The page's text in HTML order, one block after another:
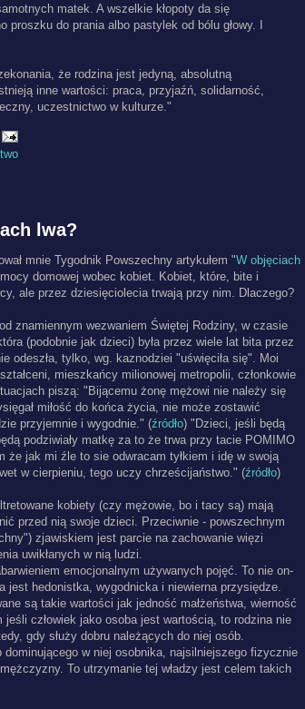
matek. A wszelkie kłopoty da się
proszku do prania albo pastylek od bólu głowy. I
że rodzina jest jedyną, absolutną
inne wartości: praca, przyjaźń, solidarność,
uczestnictwo w kulturze."
lwa?
mnie Tygodnik Powszechny artykułem "W objęciach
domowej wobec kobiet. Kobiet, które, bite i
ale przez dziesięciolecia trwają przy nim. Dlaczego?
znamiennym wezwaniem Świętej Rodziny, w czasie
(podobnie jak dzieci) była przez wiele lat bita przez
odeszła, tylko, wg. kaznodziei "uświęciła się". Moi
mieszkańcy milionowej metropolii, członkowie
piszą: "Bijącemu żonę mężowi nie należy się
miłość do końca życia, nie może zostawić
przyjemnie i wygodnie." (źródło) "Dzieci, jeśli będą
podziwiały matkę za to że trwa przy tacie POMIMO
że jak mi źle to sie odwracam tyłkiem i idę w swoją
w cierpieniu, tego uczy chrześcijaństwo." (źródło)
kobiety (czy mężowie, bo i tacy są) mają
przed nią swoje dzieci. Przeciwnie - powszechnym
zjawiskiem jest parcie na zachowanie więzi
uwikłanych w nią ludzi.
emocjonalnym używanych pojęć. To nie on-
hedonistka, wygodnicka i niewierna przysiędze.
są takie wartości jak jedność małżeństwa, wierność
człowiek jako osoba jest wartością, to rodzina nie
gdy służy dobru należących do niej osób.
w niej osobnika, najsilniejszego fizycznie
To utrzymanie tej władzy jest celem takich